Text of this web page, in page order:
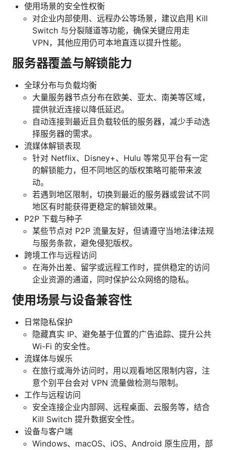
使用场景的安全性权衡
对企业内部使用、远程办公等场景，建议启用 Kill
Switch 与分裂隧道等功能，确保关键应用走
VPN，其他应用仍可本地直连以提升性能。
服务器覆盖与解锁能力
全球分布与负载均衡
大量服务器节点分布在欧美、亚太、南美等区域，
提供就近连接以降低延迟。
自动连接到最近且负载较低的服务器，减少手动选
择服务器的需求。
流媒体解锁表现
针对 Netflix、Disney+、Hulu 等常见平台有一定
的解锁能力，但不同地区的版权策略可能带来波
动。
若遇到地区限制，切换到最近的服务器或尝试不同
地区有时能获得更稳定的解锁效果。
P2P 下载与种子
某些节点对 P2P 流量友好，但请遵守当地法律法规
与服务条款，避免侵犯版权。
跨境工作与远程访问
在海外出差、留学或远程工作时，提供稳定的访问
企业资源的通道，同时保护公众网络的隐私。
使用场景与设备兼容性
日常隐私保护
隐藏真实 IP、避免基于位置的广告追踪、提升公共
Wi-Fi 的安全性。
流媒体与娱乐
在旅行或海外访问时，用以观看地区限制内容，注
意个别平台会对 VPN 流量做检测与限制。
工作与远程访问
安全连接企业内部网、远程桌面、云服务等，结合
Kill Switch 提升数据安全性。
设备与客户端
Windows、macOS、iOS、Android 原生应用，部